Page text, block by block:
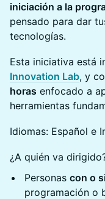
iniciación a la
pensado para dar
tecnologías.
Esta iniciativa está
Innovation Lab, y
horas enfocado a
herramientas
Idiomas: Español e
¿A quién va
Personas con o
programación o